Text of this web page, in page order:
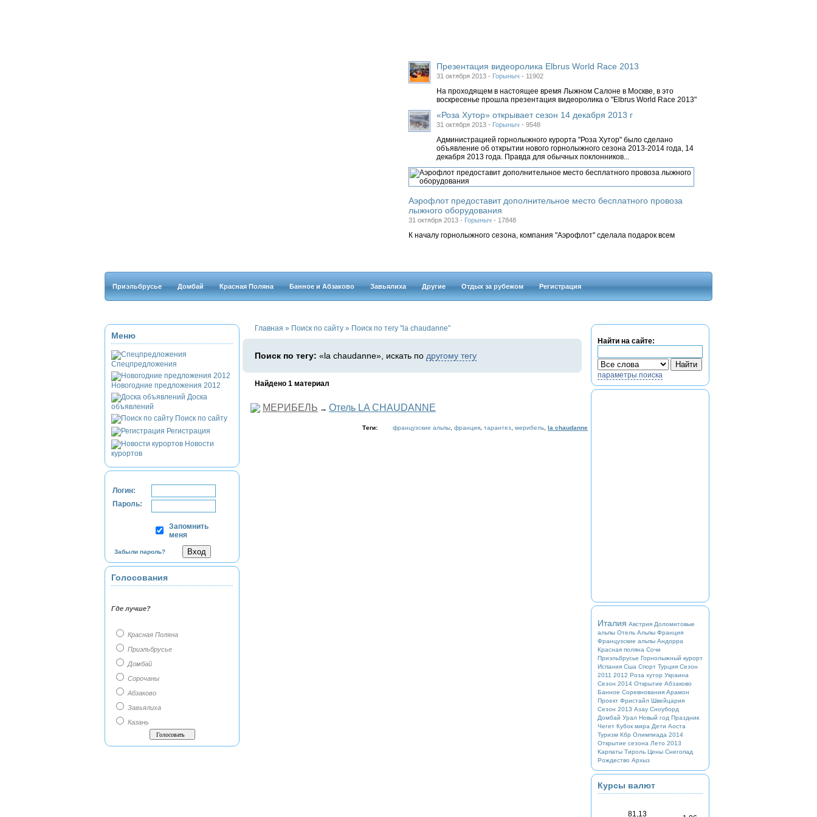
Презентация видеоролика Elbrus World Race 2013
31 октября 2013 - Горыныч - 11902
На проходящем в настоящее время Лыжном Салоне в Москве, в это
воскресенье прошла презентация видеоролика о "Elbrus World Race 2013"
«Роза Хутор» открывает сезон 14 декабря 2013 г
31 октября 2013 - Горыныч - 9548
Администрацией горнолыжного курорта "Роза Хутор" было сделано
объявление об открытии нового горнолыжного сезона 2013-2014 года, 14
декабря 2013 года. Правда для обычных поклонников...
Аэрофлот предоставит дополнительное место бесплатного провоза
лыжного оборудования
31 октября 2013 - Горыныч - 17848
К началу горнолыжного сезона, компания "Аэрофлот" сделала подарок всем
Приэльбрусье Домбай Красная Поляна Банное и Абзаково Завьялиха Другие Отдых за рубежом Регистрация
Меню
Спецпредложения
Новогодние предложения 2012
Доска
объявлений
Поиск по сайту
Регистрация
Новости
курортов
Логин:
Пароль:
Запомнить
меня
Забыли пароль?
Голосования
Где лучше?
Красная Поляна
Приэльбрусье
Домбай
Сорочаны
Абзаково
Завьялиха
Казань
Главная » Поиск по сайту » Поиск по тегу "la chaudanne"
Поиск по тегу: «la chaudanne», искать по другому тегу
Найдено 1 материал
МЕРИБЕЛЬ → Отель LA CHAUDANNE
Теги: французские альпы франция тарантез мерибель la chaudanne
Найти на сайте:
параметры поиска
Италия Австрия Доломитовые
альпы Отель Альпы Франция
Французские альпы Андорра
Красная поляна Сочи
Приэльбрусье Горнолыжный курорт
Испания Сша Спорт Турция Сезон
2011 2012 Роза хутор Украина
Сезон 2014 Открытие Абзаково
Банное Соревнования Арамон
Проект Фристайл Швейцария
Сезон 2013 Азау Сноуборд
Домбай Урал Новый год Праздник
Чегет Кубок мира Дети Аоста
Туризм Кбр Олимпиада 2014
Открытие сезона Лето 2013
Карпаты Тироль Цены Снегопад
Рождество Архыз
Курсы валют
81,13